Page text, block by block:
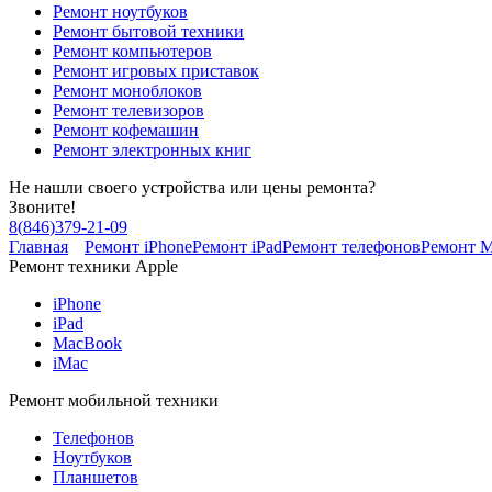
Ремонт ноутбуков
Ремонт бытовой техники
Ремонт компьютеров
Ремонт игровых приставок
Ремонт моноблоков
Ремонт телевизоров
Ремонт кофемашин
Ремонт электронных книг
Не нашли своего устройства или цены ремонта?
Звоните!
8(846)379-21-09
Главная
Ремонт iPhoneРемонт iPadРемонт телефоновРемонт
Ремонт техники Apple
iPhone
iPad
MacBook
iMac
Ремонт мобильной техники
Телефонов
Ноутбуков
Планшетов